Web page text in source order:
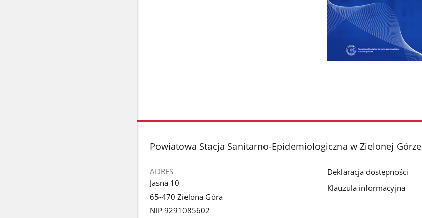
stopka
Powiatowa Stacja Sanitarno-Epidemiologiczna w Zielonej Górze
ADRES
Jasna 10
65-470 Zielona Góra
NIP 9291085602
Deklaracja dostępności
Klauzula informacyjna